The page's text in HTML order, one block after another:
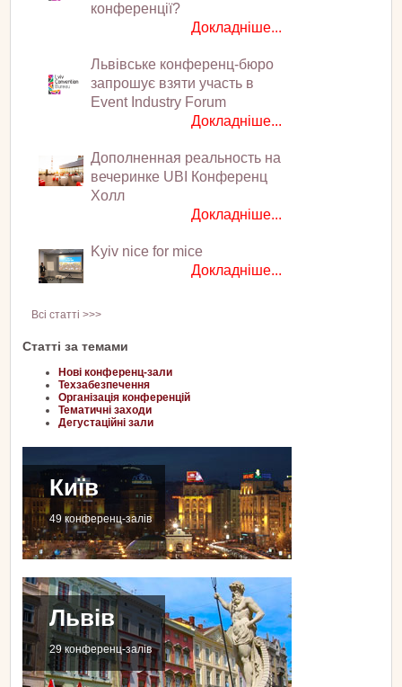
конференції?
Докладніше...
Львівське конференц-бюро
запрошує взяти участь в
Event Industry Forum
Докладніше...
Дополненная реальность на
вечеринке UBI Конференц
Холл
Докладніше...
Kyiv nice for mice
Докладніше...
Всі статті >>>
Статті за темами
Нові конференц-зали
Техзабезпечення
Організація конференцій
Тематичні заходи
Дегустаційні зали
Київ
49 конференц-залів
Львів
29 конференц-залів